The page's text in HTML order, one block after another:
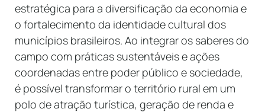
estratégica para a diversificação da economia e
o fortalecimento da identidade cultural dos
municípios brasileiros. Ao integrar os saberes do
campo com práticas sustentáveis e ações
coordenadas entre poder público e sociedade,
é possível transformar o território rural em um
polo de atração turística, geração de renda e